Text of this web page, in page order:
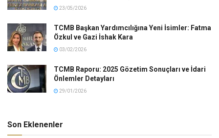
23/05/2026
TCMB Başkan Yardımcılığına Yeni İsimler: Fatma
Özkul ve Gazi İshak Kara
03/02/2026
TCMB Raporu: 2025 Gözetim Sonuçları ve İdari
Önlemler Detayları
29/01/2026
Son Eklenenler